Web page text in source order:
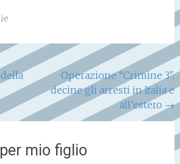
Operazione “Crimine 3″,
decine gli arresti in Italia e
all’estero →
mio figlio